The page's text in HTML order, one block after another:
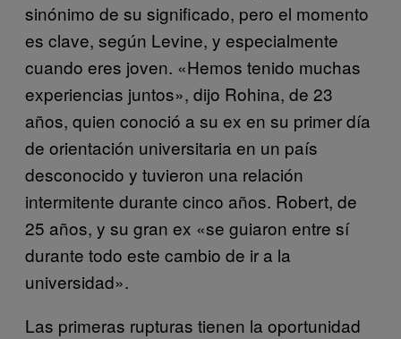
sinónimo de su significado, pero el momento
es clave, según Levine, y especialmente
cuando eres joven. «Hemos tenido muchas
experiencias juntos», dijo Rohina, de 23
años, quien conoció a su ex en su primer día
de orientación universitaria en un país
desconocido y tuvieron una relación
intermitente durante cinco años. Robert, de
25 años, y su gran ex «se guiaron entre sí
durante todo este cambio de ir a la
universidad».
Las primeras rupturas tienen la oportunidad